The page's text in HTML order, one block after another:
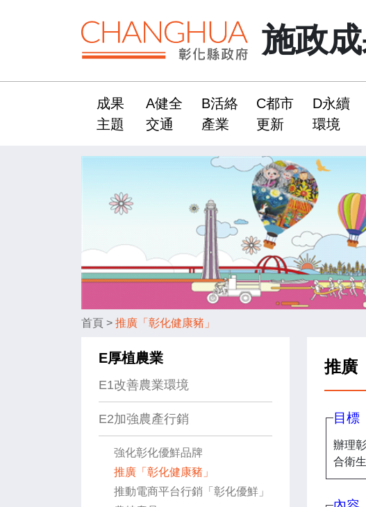
施政
成果
主題
A健全
交通
B活絡
產業
C都市
更新
D永續
環境
首頁 > 推廣「彰化健康豬」
E厚植農業
E1改善農業環境
E2加強農產行銷
強化彰化優鮮品牌
推廣「彰化健康豬」
推動電商平台行銷「彰化優鮮」
推廣
目標
辦理
合衛